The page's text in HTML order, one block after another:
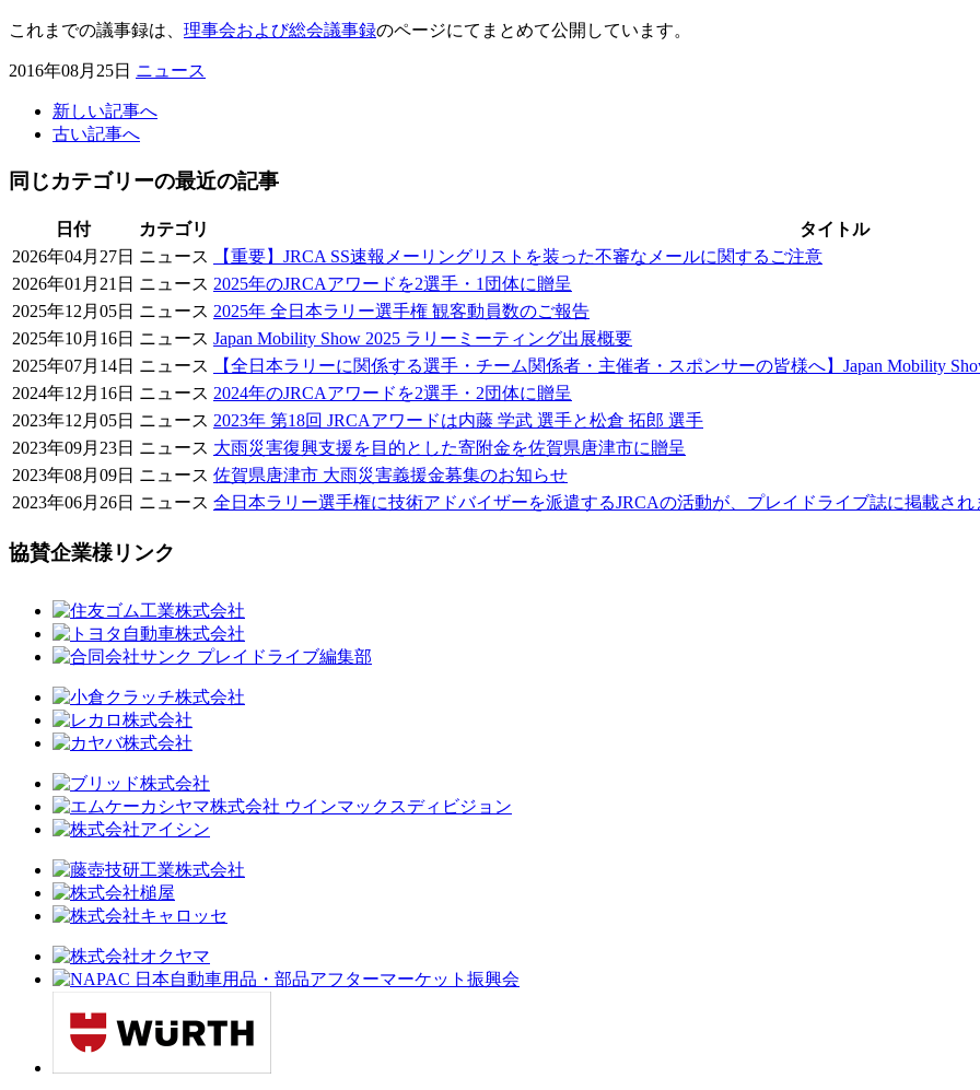
これまでの議事録は、 理事会および総会議事録のページにてまとめて公開しています。
2016年08月25日 ニュース
新しい記事へ
古い記事へ
同じカテゴリーの最近の記事
日付 カテゴリ
タイトル
2026年04月27日 ニュース
【重要】JRCA SS速報メーリングリストを装った不審なメールに関するご注意
2026年01月21日 ニュース 2025年のJRCAアワードを2選手・1団体に贈呈
2025年12月05日 ニュース 2025年 全日本ラリー選手権 観客動員数のご報告
2025年10月16日 ニュース Japan Mobility Show 2025 ラリーミーティング出展概要
2025年07月14日 ニュース
【全日本ラリーに関係する選手・チーム関係者・主催者・スポンサーの皆様へ】Japan Mobility
2024年12月16日 ニュース 2024年のJRCAアワードを2選手・2団体に贈呈
2023年12月05日 ニュース 2023年 第18回 JRCAアワードは内藤 学武 選手と松倉 拓郎 選手
2023年09月23日 ニュース 大雨災害復興支援を目的とした寄附金を佐賀県唐津市に贈呈
2023年08月09日 ニュース 佐賀県唐津市 大雨災害義援金募集のお知らせ
2023年06月26日 ニュース 全日本ラリー選手権に技術アドバイザーを派遣するJRCAの活動が、プレイドライブ誌に掲載され
協賛企業様リンク